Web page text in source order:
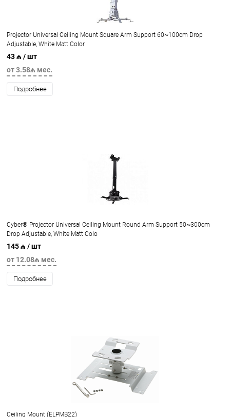
Projector Universal Ceiling Mount Square Arm Support 60~100cm Drop
Adjustable, White Matt Color
43 ₼ / шт
от 3.58₼ мес.
Подробнее
Cyber® Projector Universal Ceiling Mount Round Arm Support 50~300cm
Drop Adjustable, White Matt Colo
145 ₼ / шт
от 12.08₼ мес.
Подробнее
Ceiling Mount (ELPMB22)